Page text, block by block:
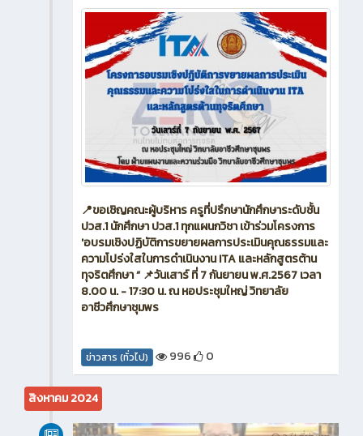
📍ขอเชิญคณะผู้บริหาร ครูที่ปรึกษานักศึกษาระดับชั้น
ปวส.1 นักศึกษา ปวส.1 ทุกแผนกวิชา เข้าร่วมโครงการ
'อบรมเชิงปฏิบัติการขยายผลการประเมินคุณธรรมและ
ความโปร่งใสในการดำเนินงาน ITA และหลักสูตรต้าน
ทุจริตศึกษา “ 📌วันเสาร์ ที่ 7 กันยายน พ.ศ.2567 เวลา
8.00 น. - 17:30 น. ณ หอประชุมใหญ่ วิทยาลัย
อาชีวศึกษาชุมพร
ข่าวสาร (ทั่วไป) 996 0
สิงหาคม 2024